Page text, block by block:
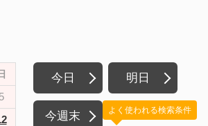
今日 明日
今週末 よく使われる検索条件